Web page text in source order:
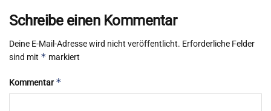
Schreibe einen Kommentar
Deine E-Mail-Adresse wird nicht veröffentlicht. Erforderliche Felder
sind mit * markiert
Kommentar *